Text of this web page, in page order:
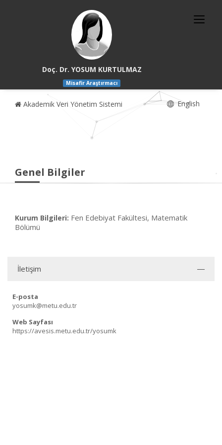
Doç. Dr. YOSUM KURTULMAZ
Misafir Araştırmacı
Akademik Veri Yönetim Sistemi English
Genel Bilgiler
Kurum Bilgileri: Fen Edebiyat Fakültesi, Matematik
Bölümü
İletişim
E-posta
yosumk@metu.edu.tr
Web Sayfası
https://avesis.metu.edu.tr/yosumk